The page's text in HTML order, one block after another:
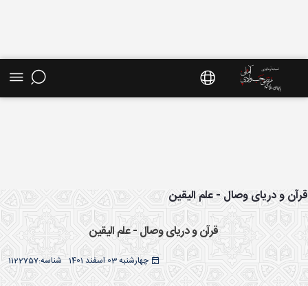
موضوعی - سایت استاد مرتضی جوادی آملی
و دریای وصال - علم الیقین
قرآن و دریای وصال - علم الیقین
چهارشنبه 03 اسفند 1401 1122757شناسه: